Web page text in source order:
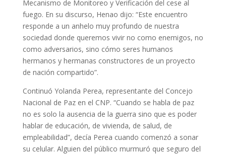
Mecanismo de Monitoreo y Verificación del cese al
fuego. En su discurso, Henao dijo: “Este encuentro
responde a un anhelo muy profundo de nuestra
sociedad donde queremos vivir no como enemigos, no
como adversarios, sino cómo seres humanos
hermanos y hermanas constructores de un proyecto
de nación compartido”.
Continuó Yolanda Perea, representante del Concejo
Nacional de Paz en el CNP. “Cuando se habla de paz
no es solo la ausencia de la guerra sino que es poder
hablar de educación, de vivienda, de salud, de
empleabilidad”, decía Perea cuando comenzó a sonar
su celular. Alguien del público murmuró que seguro del